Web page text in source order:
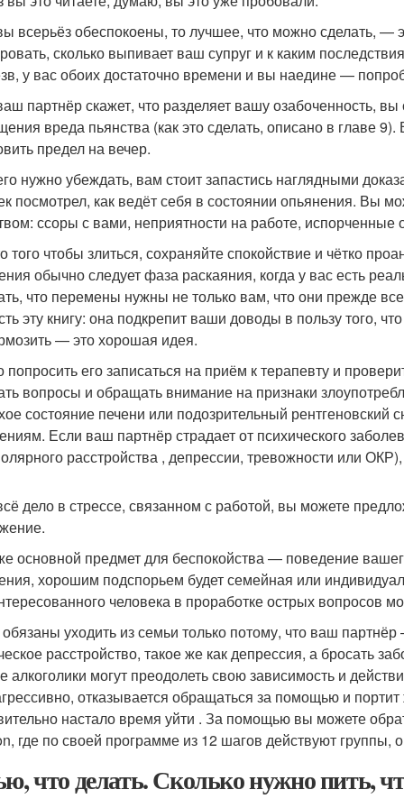
всерьёз обеспокоены, то лучшее, что можно сделать, —
сколько выпивает ваш супруг и к каким
у вас обоих достаточно времени и вы наедине —
партнёр скажет, что разделяет вашу озабоченность,
вреда пьянства (как это сделать, описано в главе
предел на вечер.
нужно убеждать, вам стоит запастись наглядными
посмотрел, как ведёт себя в состоянии опьянения. Вы
ссоры с вами, неприятности на работе, испорченные
того чтобы злиться, сохраняйте спокойствие и чётко
обычно следует фаза раскаяния, когда у вас есть
что перемены нужны не только вам, что они прежде
эту книгу: она подкрепит ваши доводы в пользу того,
— это хорошая идея.
его записаться на приём к терапевту и
вопросы и обращать внимание на признаки
состояние печени или подозрительный
Если ваш партнёр страдает от психического
расстройства , депрессии, тревожности или
дело в стрессе, связанном с работой, вы можете
основной предмет для беспокойства — поведение
хорошим подспорьем будет семейная или
человека в проработке острых вопросов
уходить из семьи только потому, что ваш
расстройство, такое же как депрессия, а бросать
алкоголики могут преодолеть свою зависимость и
отказывается обращаться за помощью и
настало время уйти . За помощью вы можете
где по своей программе из 12 шагов действуют
что делать. Сколько нужно пить,